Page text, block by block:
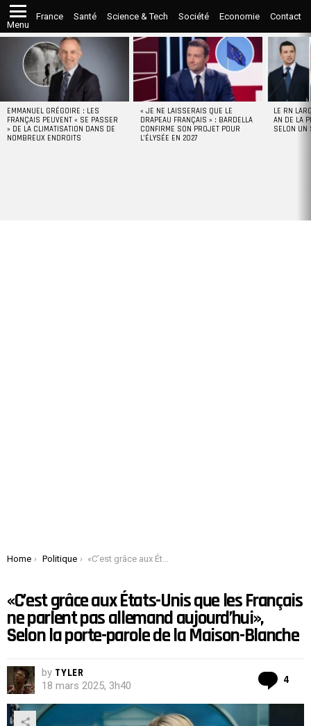
Menu
France Santé Science & Tech Société Economie Contact
STORIES
EMMANUEL GRÉGOIRE : LES
FRANÇAIS PEUVENT « SE PASSER
» DE LA CLIMATISATION DANS DE
NOMBREUX ENDROITS
« JE NE LAISSERAIS QUE LE
DRAPEAU FRANÇAIS » : BARDELLA
CONFIRME SON PROJET POUR
L’ÉLYSÉE EN 2027
LE RN
AN DE LA
SELON UN
You are here:
Home Politique «C’est grâce aux États-Unis que les Français ne parlent pas allemand aujourd’hui», Selon la porte-parole de la Maison-Blanche
«C’est grâce aux États-Unis que les Français
ne parlent pas allemand aujourd’hui»,
Selon la porte-parole de la Maison-Blanche
by TYLER
18 mars 2025, 3h40 4